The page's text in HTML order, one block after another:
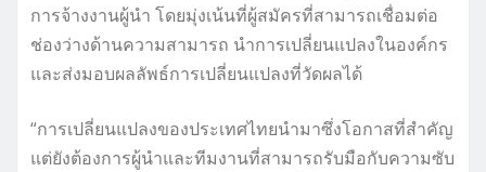
การจ้างงานผู้นำ โดยมุ่งเน้นที่ผู้สมัครที่สามารถเชื่อมต่อ
ช่องว่างด้านความสามารถ นำการเปลี่ยนแปลงในองค์กร
และส่งมอบผลลัพธ์การเปลี่ยนแปลงที่วัดผลได้
“การเปลี่ยนแปลงของประเทศไทยนำมาซึ่งโอกาสที่สำคัญ
แต่ยังต้องการผู้นำและทีมงานที่สามารถรับมือกับความซับ